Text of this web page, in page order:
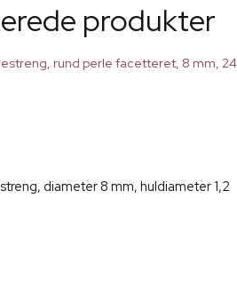
produkter
rund perle facetteret, 8 mm, 24
diameter 8 mm, huldiameter 1,2